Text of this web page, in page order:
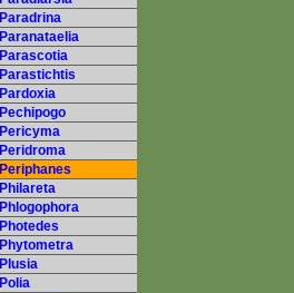
Paradrina
Paranataelia
Parascotia
Parastichtis
Pardoxia
Pechipogo
Pericyma
Peridroma
Periphanes
Philareta
Phlogophora
Photedes
Phytometra
Plusia
Polia